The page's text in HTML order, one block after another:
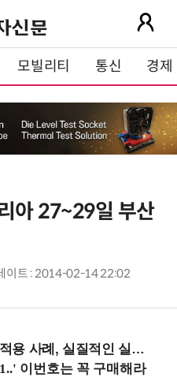
모빌리티 통신 경제
아 27~29일 부산
이트 : 2014-02-14 22:02
인 실행 전략을 공유 (9/18 양재역)